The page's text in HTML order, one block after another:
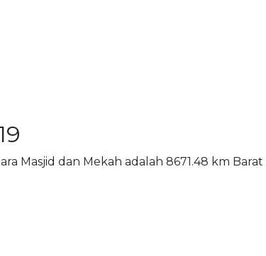
Masjid dan Mekah adalah 8671.48 km Barat